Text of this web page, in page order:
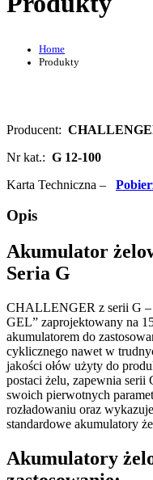
Home
Produkty
Producent:
Nr kat.: G 12-100
Karta Techniczna –
Opis
Akumulator
Seria G
CHALLENGER z serii G –
GEL” zaprojektowany na
akumulatorem do
cyklicznego nawet w
jakości ołów użyty do
postaci żelu, zapewnia serii
swoich pierwotnych
rozładowaniu oraz
standardowe akumulatory
Akumulatory